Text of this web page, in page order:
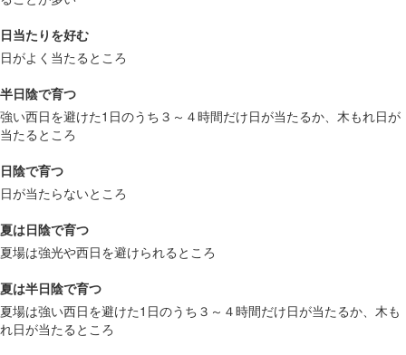
日当たりを好む
日がよく当たるところ
半日陰で育つ
強い西日を避けた1日のうち３～４時間だけ日が当たるか、木もれ日が
当たるところ
日陰で育つ
日が当たらないところ
夏は日陰で育つ
夏場は強光や西日を避けられるところ
夏は半日陰で育つ
夏場は強い西日を避けた1日のうち３～４時間だけ日が当たるか、木も
れ日が当たるところ